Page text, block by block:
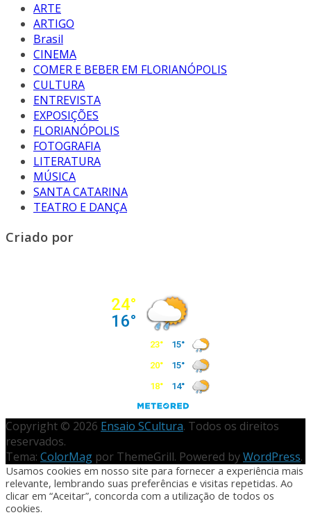
ARTE
ARTIGO
Brasil
CINEMA
COMER E BEBER EM FLORIANÓPOLIS
CULTURA
ENTREVISTA
EXPOSIÇÕES
FLORIANÓPOLIS
FOTOGRAFIA
LITERATURA
MÚSICA
SANTA CATARINA
TEATRO E DANÇA
Criado por
Copyright © 2026 Ensaio SCultura. Todos os direitos
reservados.
Tema: ColorMag por ThemeGrill. Powered byWordPress.
Usamos cookies em nosso site para fornecer a experiência mais
relevante, lembrando suas preferências e visitas repetidas. Ao
clicar em “Aceitar”, concorda com a utilização de todos os
cookies.